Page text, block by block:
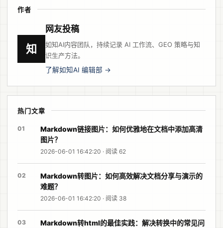
作者
知
网友投稿
如知AI内容团队，持续记录 AI 工作流、GEO 策略与知
识生产方法。
了解如知AI 编辑部 →
热门文章
01
Markdown链接图片：如何优雅地在文档中添加高清
图片？
2026-06-01 16:42:20 · 阅读 62
02
Markdown转图片：如何高效解决文档分享与演示的
难题？
2026-06-01 16:42:20 · 阅读 38
03
Markdown转html的最佳实践：解决转换中的常见问